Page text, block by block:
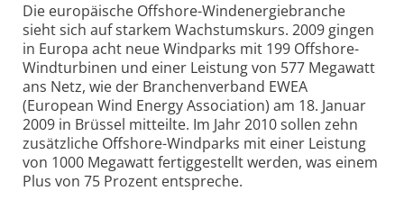
Die europäische Offshore-Windenergiebranche
sieht sich auf starkem Wachstumskurs. 2009 gingen
in Europa acht neue Windparks mit 199 Offshore-
Windturbinen und einer Leistung von 577 Megawatt
ans Netz, wie der Branchenverband EWEA
(European Wind Energy Association) am 18. Januar
2009 in Brüssel mitteilte. Im Jahr 2010 sollen zehn
zusätzliche Offshore-Windparks mit einer Leistung
von 1000 Megawatt fertiggestellt werden, was einem
Plus von 75 Prozent entspreche.